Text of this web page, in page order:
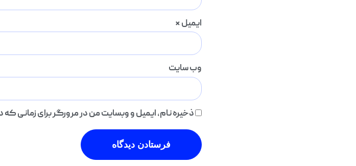
ایمیل*
وب‌ سایت
ذخیره نام، ایمیل و وبسایت من در مرورگر برای زمانی